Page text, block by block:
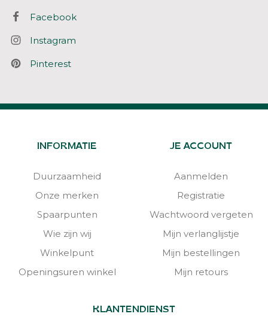
Facebook
Instagram
Pinterest
INFORMATIE
Duurzaamheid
Onze merken
Spaarpunten
Wie zijn wij
Winkelpunt
Openingsuren winkel
JE ACCOUNT
Aanmelden
Registratie
Wachtwoord vergeten
Mijn verlanglijstje
Mijn bestellingen
Mijn retours
KLANTENDIENST